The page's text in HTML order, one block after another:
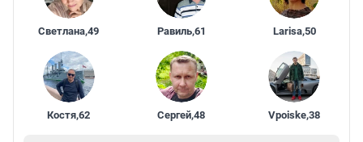
Светлана,49 Равиль,61 Larisa,50
Костя,62 Сергей,48 Vpoiske,38